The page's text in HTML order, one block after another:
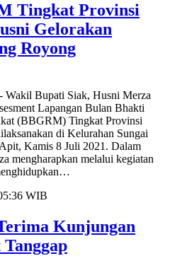
Tingkat Provinsi
Gelorakan
Royong
Bupati Siak, Husni Merza
Lapangan Bulan Bhakti
(BBGRM) Tingkat Provinsi
di Kelurahan Sungai
Kamis 8 Juli 2021. Dalam
mengharapkan melalui kegiatan
WIB
Kunjungan